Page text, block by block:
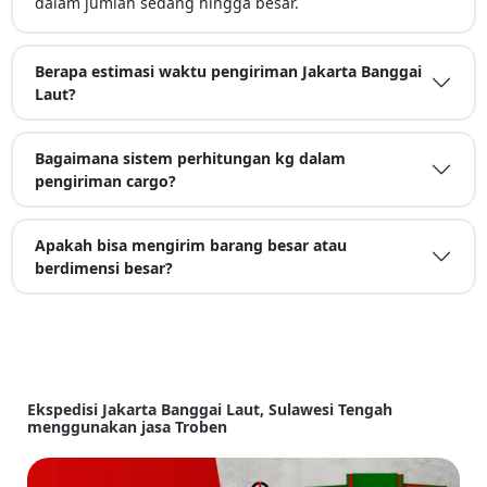
Berapa estimasi waktu pengiriman Jakarta Banggai
Laut?
Bagaimana sistem perhitungan kg dalam
pengiriman cargo?
Apakah bisa mengirim barang besar atau
berdimensi besar?
Ekspedisi Jakarta Banggai Laut, Sulawesi Tengah
menggunakan jasa Troben